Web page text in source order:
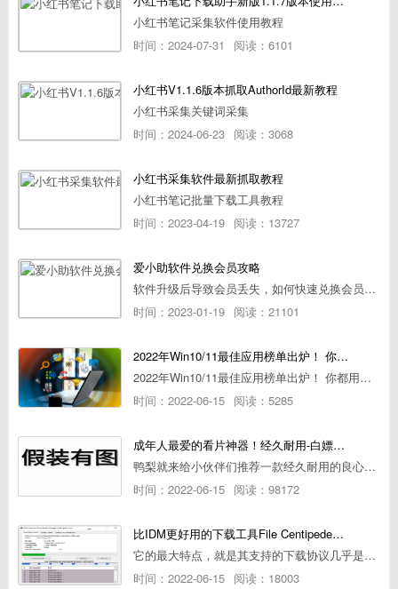
小红书笔记采集软件使用教程
时间：2024-07-31
阅读：6101
小红书V1.1.6版本抓取AuthorId最新教程
小红书采集关键词采集
时间：2024-06-23 阅读：3068
小红书采集软件最新抓取教程
小红书笔记批量下载工具教程
时间：2023-04-19 阅读：13727
爱小助软件兑换会员攻略
软件升级后导致会员丢失，如何快速兑换会员详细攻略
时间：2023-01-19 阅读：21101
2022年Win10/11最佳应用榜单出炉！ 你都用过几个？
2022年Win10/11最佳应用榜单出炉！ 你都用过几个？
时间：2022-06-15 阅读：5285
成年人最爱的看片神器！经久耐用-白嫖全网资源
鸭梨就来给小伙伴们推荐一款经久耐用的良心播放器，资源齐全无广告，可以放心使用~
时间：2022-06-15 阅读：98172
比IDM更好用的下载工具File Centipede文件蜈蚣-秒杀迅雷-直接飞起！
它的最大特点，就是其支持的下载协议几乎是市面上最全面的，包括HTTP/FTP、BT种子、磁力链接，m3u8流任务（AES-128解密）。
时间：2022-06-15 阅读：18003